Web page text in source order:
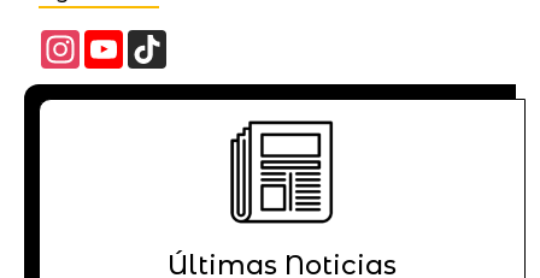
Instagram
YouTube
Channel
Últimas Noticias